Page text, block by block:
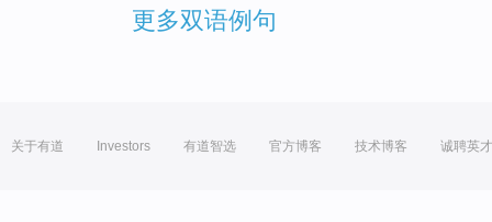
更多双语例句
关于有道 Investors 有道智选 官方博客 技术博客 诚聘英才